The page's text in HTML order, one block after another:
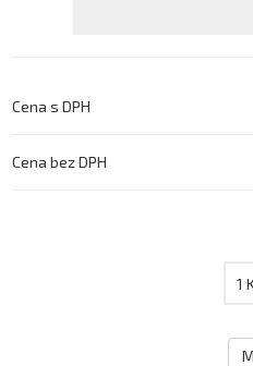
Cena s DPH
Cena bez DPH
1